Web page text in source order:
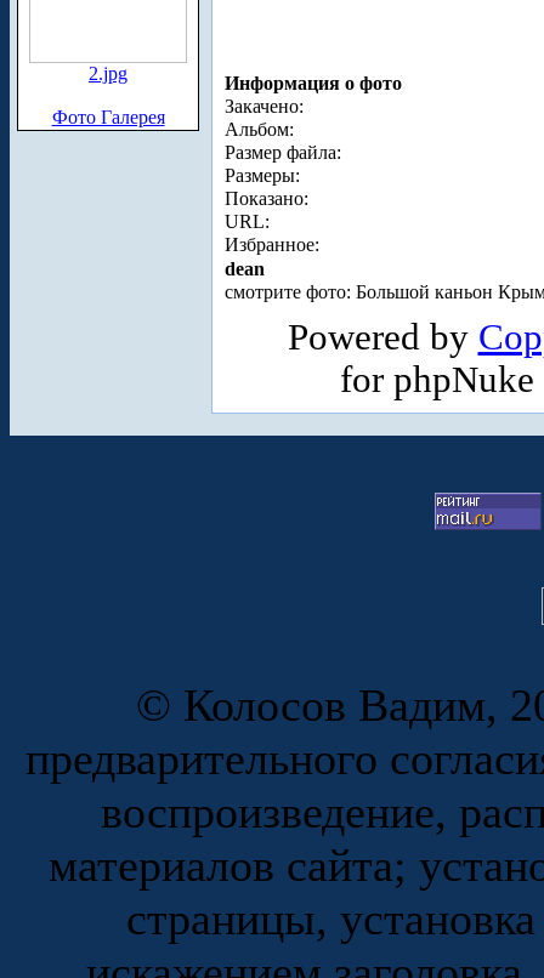
2.jpg
Фото Галерея
Информация о фото
Закачено:
Альбом:
Размер файла:
Размеры:
Показано:
URL:
Избранное:
dean
смотрите фото: Большой каньон
Powered by
for
© Колосов Вадим,
предварительного
воспроизведение,
материалов сайта;
страницы,